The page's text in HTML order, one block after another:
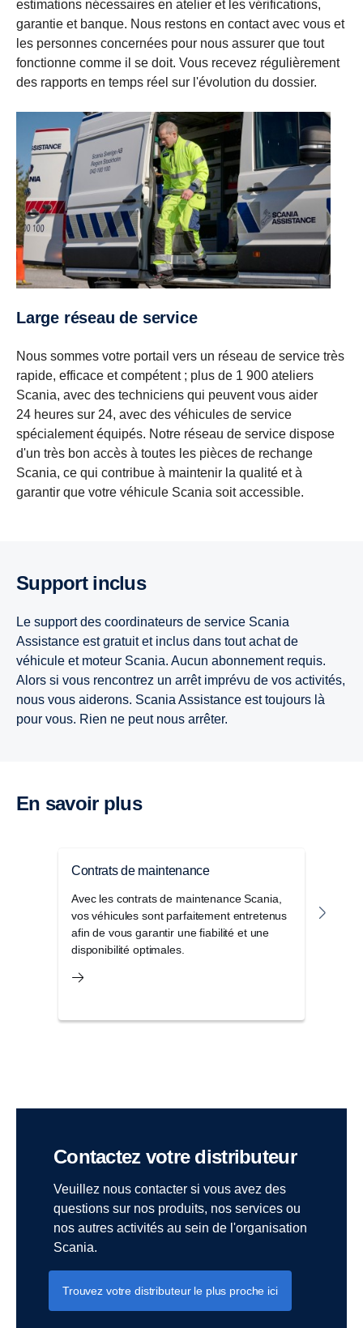
estimations nécessaires en atelier et les vérifications,
garantie et banque. Nous restons en contact avec vous et
les personnes concernées pour nous assurer que tout
fonctionne comme il se doit. Vous recevez régulièrement
des rapports en temps réel sur l'évolution du dossier.
Large réseau de service
Nous sommes votre portail vers un réseau de service très
rapide, efficace et compétent ; plus de 1 900 ateliers
Scania, avec des techniciens qui peuvent vous aider
24 heures sur 24, avec des véhicules de service
spécialement équipés. Notre réseau de service dispose
d'un très bon accès à toutes les pièces de rechange
Scania, ce qui contribue à maintenir la qualité et à
garantir que votre véhicule Scania soit accessible.
Support inclus
Le support des coordinateurs de service Scania
Assistance est gratuit et inclus dans tout achat de
véhicule et moteur Scania. Aucun abonnement requis.
Alors si vous rencontrez un arrêt imprévu de vos activités,
nous vous aiderons. Scania Assistance est toujours là
pour vous. Rien ne peut nous arrêter.
En savoir plus
Contrats de maintenance
Avec les contrats de maintenance Scania,
vos véhicules sont parfaitement entretenus
afin de vous garantir une fiabilité et une
disponibilité optimales.
Contactez votre distributeur
Veuillez nous contacter si vous avez des
questions sur nos produits, nos services ou
nos autres activités au sein de l'organisation
Scania.
Trouvez votre distributeur le plus proche ici